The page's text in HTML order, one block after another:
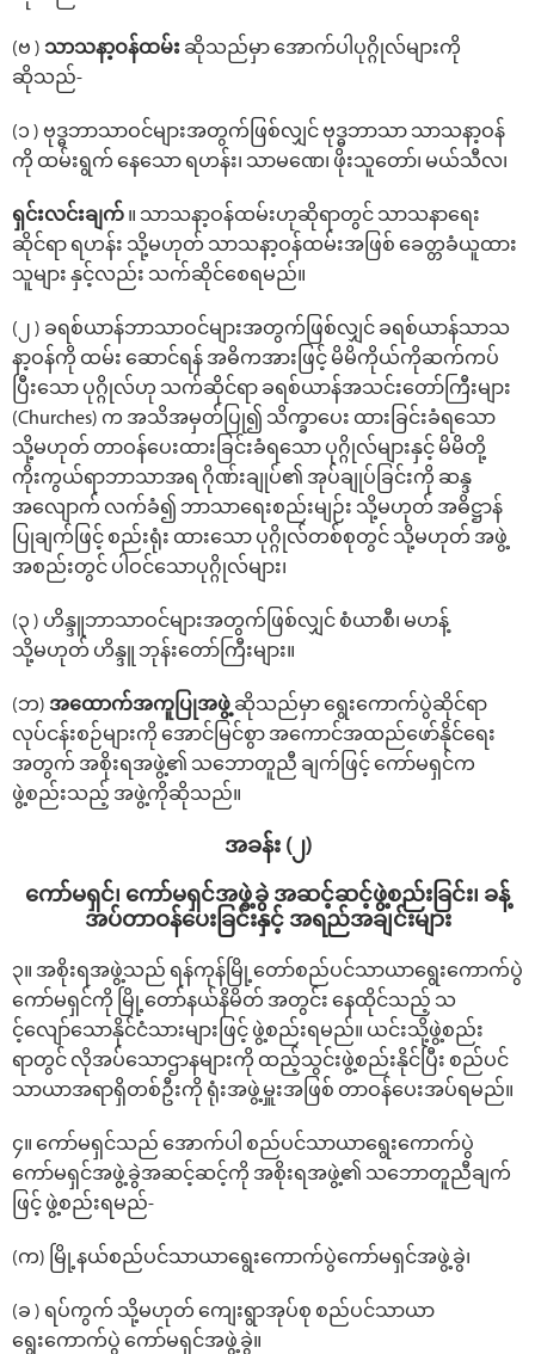
(ဗ ) သာသနာ့ဝန်ထမ်း ဆိုသည်မှာ အောက်ပါပုဂ္ဂိုလ်များကို
ဆိုသည်-
(၁ ) ဗုဒ္ဓဘာသာဝင်များအတွက်ဖြစ်လျှင် ဗုဒ္ဓဘာသာ သာသနာ့ဝန်
ကို ထမ်းရွက် နေသော ရဟန်း၊ သာမဏေ၊ ဖိုးသူတော်၊ မယ်သီလ၊
ရှင်းလင်းချက် ။ သာသနာ့ဝန်ထမ်းဟုဆိုရာတွင် သာသနာရေး
ဆိုင်ရာ ရဟန်း သို့မဟုတ် သာသနာ့ဝန်ထမ်းအဖြစ် ခေတ္တခံယူထား
သူများ နှင့်လည်း သက်ဆိုင်စေရမည်။
(၂ ) ခရစ်ယာန်ဘာသာဝင်များအတွက်ဖြစ်လျှင် ခရစ်ယာန်သာသ
နာ့ဝန်ကို ထမ်း ဆောင်ရန် အဓိကအားဖြင့် မိမိကိုယ်ကိုဆက်ကပ်
ပြီးသော ပုဂ္ဂိုလ်ဟု သက်ဆိုင်ရာ ခရစ်ယာန်အသင်းတော်ကြီးများ
(Churches) က အသိအမှတ်ပြု၍ သိက္ခာပေး ထားခြင်းခံရသော
သို့မဟုတ် တာဝန်ပေးထားခြင်းခံရသော ပုဂ္ဂိုလ်များနှင့် မိမိတို့
ကိုးကွယ်ရာဘာသာအရ ဂိုဏ်းချုပ်၏ အုပ်ချုပ်ခြင်းကို ဆန္ဒ
အလျောက် လက်ခံ၍ ဘာသာရေးစည်းမျဉ်း သို့မဟုတ် အဓိဋ္ဌာန်
ပြုချက်ဖြင့် စည်းရုံး ထားသော ပုဂ္ဂိုလ်တစ်စုတွင် သို့မဟုတ် အဖွဲ့
အစည်းတွင် ပါဝင်သောပုဂ္ဂိုလ်များ၊
(၃ ) ဟိန္ဒူဘာသာဝင်များအတွက်ဖြစ်လျှင် စံယာစီ၊ မဟန့်
သို့မဟုတ် ဟိန္ဒူ ဘုန်းတော်ကြီးများ။
(ဘ) အထောက်အကူပြုအဖွဲ့ ဆိုသည်မှာ ရွေးကောက်ပွဲဆိုင်ရာ
လုပ်ငန်းစဉ်များကို အောင်မြင်စွာ အကောင်အထည်ဖော်နိုင်ရေး
အတွက် အစိုးရအဖွဲ့၏ သဘောတူညီ ချက်ဖြင့် ကော်မရှင်က
ဖွဲ့စည်းသည့် အဖွဲ့ကိုဆိုသည်။
အခန်း (၂)
‌ကော်မရှင်၊ ကော်မရှင်အဖွဲ့ခွဲ အဆင့်ဆင့်ဖွဲ့စည်းခြင်း၊ ခန့်
အပ်တာဝန်ပေးခြင်းနှင့် အရည်အချင်းများ
၃။ အစိုးရအဖွဲ့သည် ရန်ကုန်မြို့တော်‌စည်ပင်သာယာရွေးကောက်ပွဲ
ကော်မရှင်ကို မြို့တော်နယ်နိမိတ် အတွင်း နေထိုင်သည့် သ
င့်‌လျော်‌သောနိုင်ငံသားများဖြင့် ဖွဲ့စည်းရမည်။ ယင်းသို့ဖွဲ့စည်း
ရာတွင် လိုအပ်သောဌာနများကို ထည့်သွင်းဖွဲ့စည်းနိုင်ပြီး စည်ပင်
သာယာအရာရှိတစ်ဦးကို ရုံးအဖွဲ့မှူးအဖြစ် တာဝန်‌ပေးအပ်ရမည်။
၄။ ကော်မရှင်သည် အောက်ပါ စည်ပင်သာယာရွေးကောက်ပွဲ
ကော်မရှင်အဖွဲ့ခွဲအဆင့်ဆင့်ကို အစိုးရအဖွဲ့၏ သဘောတူညီချက်
ဖြင့် ဖွဲ့စည်းရမည်-
(က) မြို့နယ်‌စည်ပင်သာယာရွေးကောက်ပွဲကော်မရှင်အဖွဲ့ခွဲ၊
(ခ ) ရပ်ကွက် သို့မဟုတ် ကျေးရွာအုပ်စု စည်ပင်သာယာ
ရွေးကောက်ပွဲ ကော်မရှင်အဖွဲ့ခွဲ။